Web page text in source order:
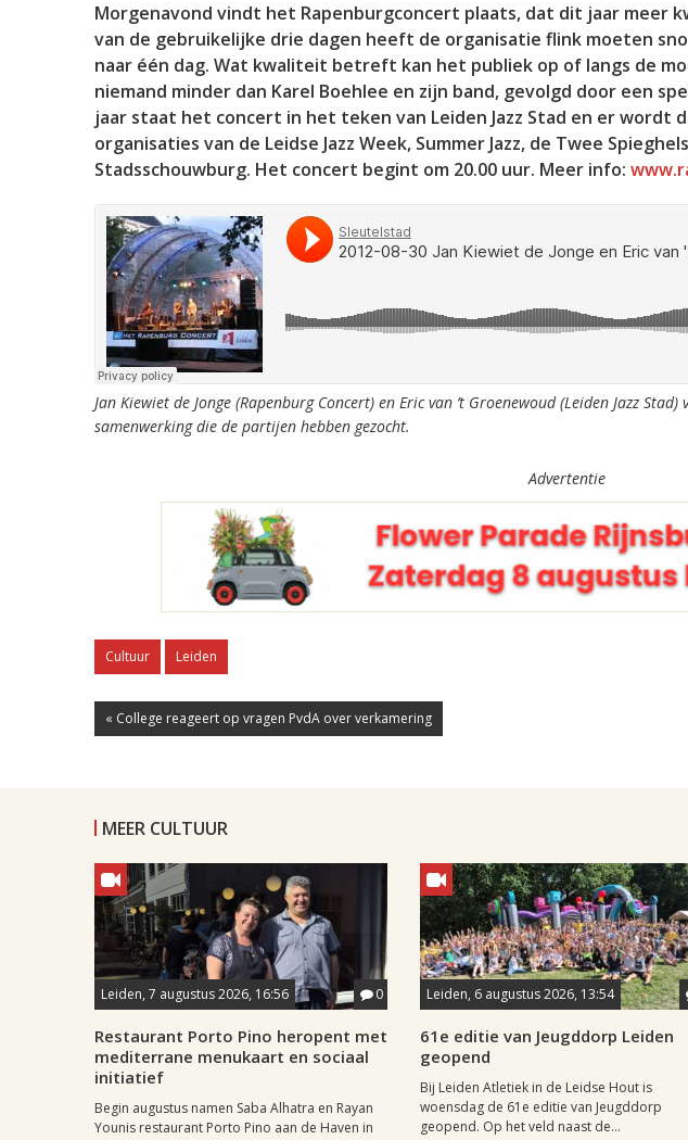
Morgenavond vindt het Rapenburgconcert plaats, dat dit jaar meer
van de gebruikelijke drie dagen heeft de organisatie flink moeten
naar één dag. Wat kwaliteit betreft kan het publiek op of langs de
niemand minder dan Karel Boehlee en zijn band, gevolgd door een
jaar staat het concert in het teken van Leiden Jazz Stad en er wordt
organisaties van de Leidse Jazz Week, Summer Jazz, de Twee
Stadsschouwburg. Het concert begint om 20.00 uur. Meer info:
Jan Kiewiet de Jonge (Rapenburg Concert) en Eric van ’t Groenewoud (Leiden Jazz
samenwerking die de partijen hebben gezocht.
Advertentie
Cultuur Leiden
« College reageert op vragen PvdA over verkamering
MEER CULTUUR
Leiden, 7 augustus 2026, 16:56 0
Restaurant Porto Pino heropent met
mediterrane menukaart en sociaal
initiatief
Begin augustus namen Saba Alhatra en Rayan
Younis restaurant Porto Pino aan de Haven in
Leiden, 6 augustus 2026, 13:54
61e editie van Jeugddorp Leiden
geopend
Bij Leiden Atletiek in de Leidse Hout is
woensdag de 61e editie van Jeugddorp
geopend. Op het veld naast de...